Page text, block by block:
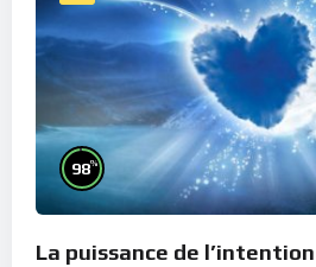
98%
La puissance de l’intention